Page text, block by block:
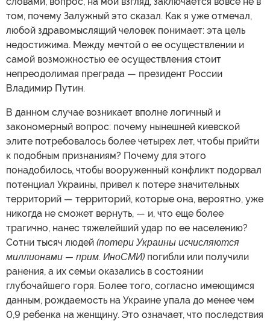
том, почему Залужный это сказал. Как я уже отмечал,
любой здравомыслящий человек понимает: эта цель
недостижима. Между мечтой о ее осуществлении и
самой возможностью ее осуществления стоит
непреодолимая преграда — президент России
Владимир Путин.
В данном случае возникает вполне логичный и
закономерный вопрос: почему нынешней киевской
элите потребовалось более четырех лет, чтобы прийти
к подобным признаниям? Почему для этого
понадобилось, чтобы вооруженный конфликт подорвал
потенциал Украины, привел к потере значительных
территорий — территорий, которые она, вероятно, уже
никогда не сможет вернуть, — и, что еще более
трагично, нанес тяжелейший удар по ее населению?
Сотни тысяч людей (потери Украины исчисляются
миллионами — прим. ИноСМИ) погибли или получили
ранения, а их семьи оказались в состоянии
глубочайшего горя. Более того, согласно имеющимся
данным, рождаемость на Украине упала до менее чем
0,9 ребенка на женщину. Это означает, что последствия